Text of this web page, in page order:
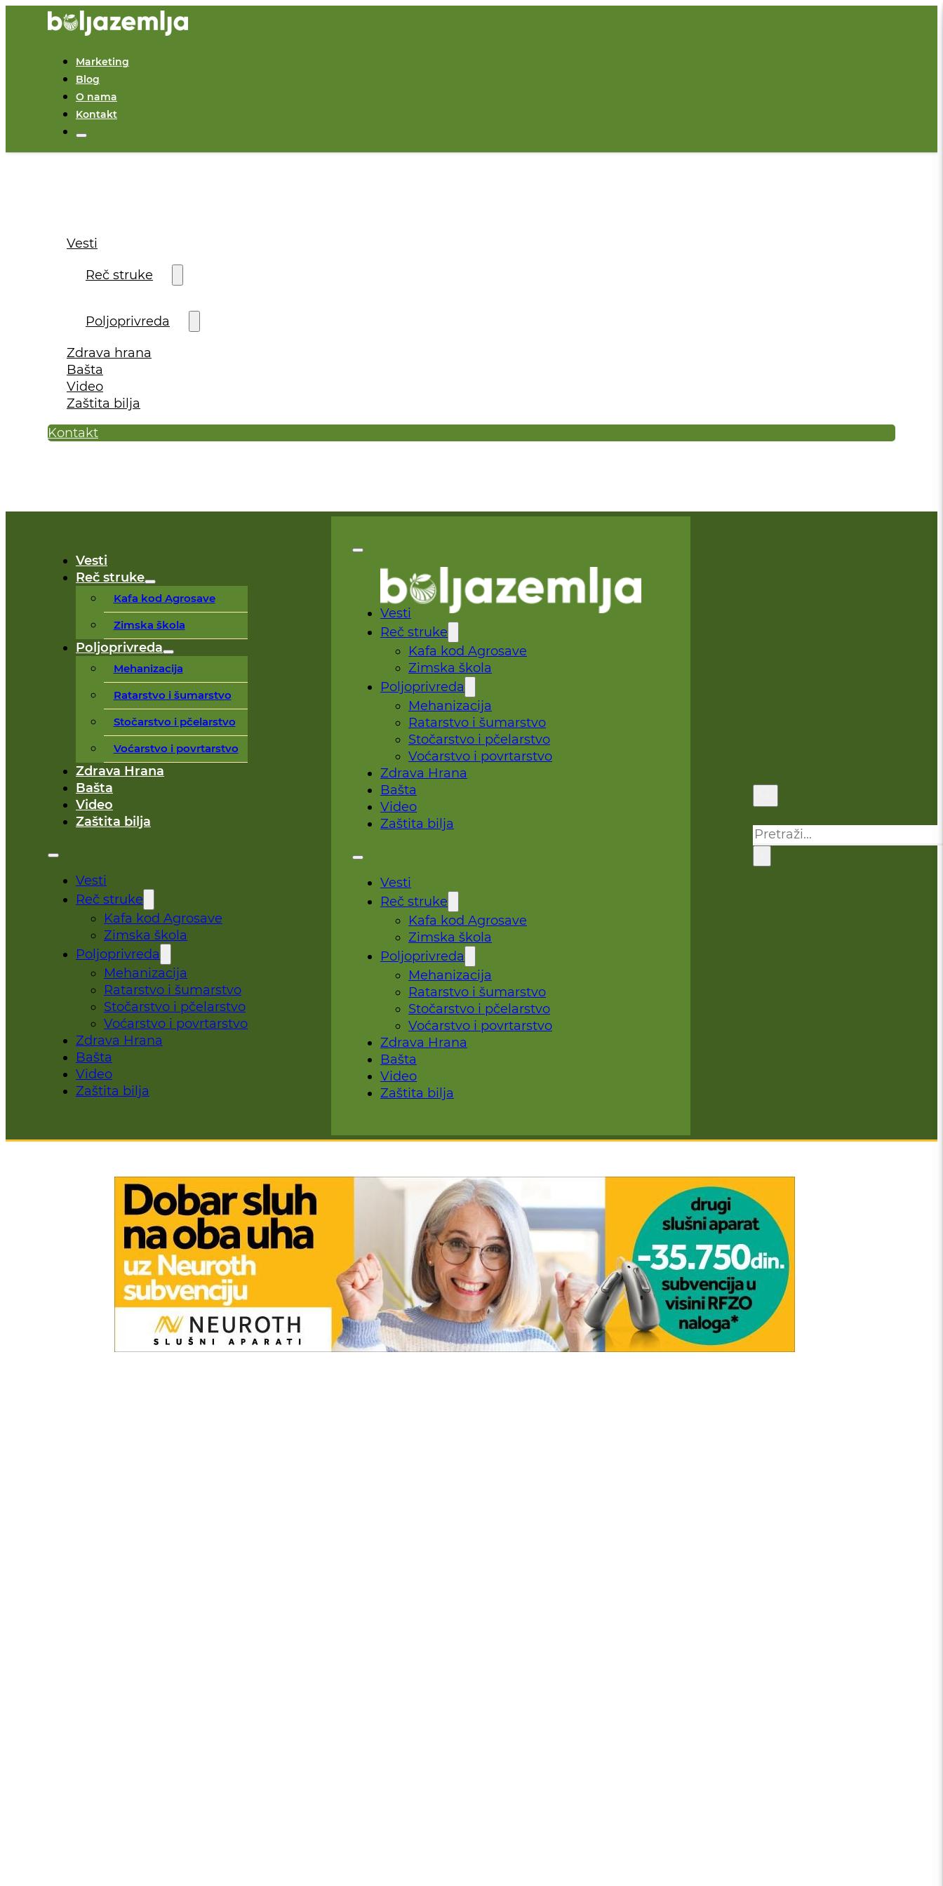
Marketing
Blog
O nama
Kontakt
Vesti
Reč struke
Poljoprivreda
Zdrava hrana
Bašta
Video
Zaštita bilja
Kontakt
Vesti
Reč struke
Kafa kod Agrosave
Zimska škola
Poljoprivreda
Mehanizacija
Ratarstvo i šumarstvo
Stočarstvo i pčelarstvo
Voćarstvo i povrtarstvo
Zdrava Hrana
Bašta
Video
Zaštita bilja
Vesti
Reč struke
Kafa kod Agrosave
Zimska škola
Poljoprivreda
Mehanizacija
Ratarstvo i šumarstvo
Stočarstvo i pčelarstvo
Voćarstvo i povrtarstvo
Zdrava Hrana
Bašta
Video
Zaštita bilja
Vesti
Reč struke
Kafa kod Agrosave
Zimska škola
Poljoprivreda
Mehanizacija
Ratarstvo i šumarstvo
Stočarstvo i pčelarstvo
Voćarstvo i povrtarstvo
Zdrava Hrana
Bašta
Video
Zaštita bilja
Vesti
Reč struke
Kafa kod Agrosave
Zimska škola
Poljoprivreda
Mehanizacija
Ratarstvo i šumarstvo
Stočarstvo i pčelarstvo
Voćarstvo i povrtarstvo
Zdrava Hrana
Bašta
Video
Zaštita bilja
Pretraga